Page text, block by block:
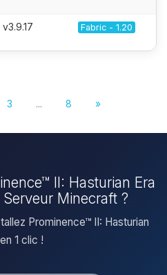
Fabric - 1.20
3 ... 8 »
II: Hasturian Era
Minecraft ?
Prominence™ II: Hasturian
1 clic !